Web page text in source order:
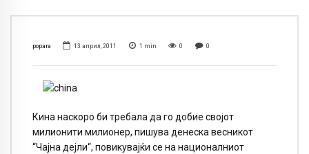
popara 13 април, 2011 1 min 0 0
Кина наскоро би требала да го добие својот
милионити милионер, пишува денеска весникот
“Чајна дејли“, повикувајќи се на националниот